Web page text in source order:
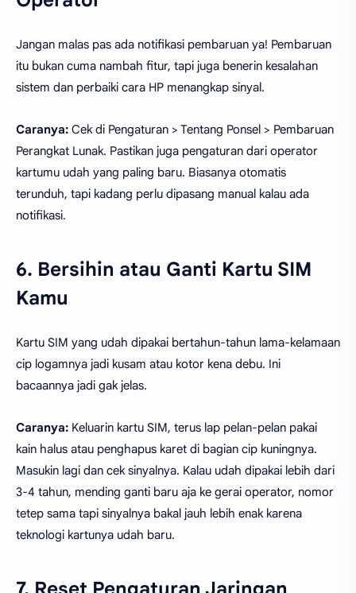
Jangan malas pas ada notifikasi pembaruan ya! Pembaruan
itu bukan cuma nambah fitur, tapi juga benerin kesalahan
sistem dan perbaiki cara HP menangkap sinyal.
Caranya: Cek di Pengaturan > Tentang Ponsel > Pembaruan
Perangkat Lunak. Pastikan juga pengaturan dari operator
kartumu udah yang paling baru. Biasanya otomatis
terunduh, tapi kadang perlu dipasang manual kalau ada
notifikasi.
6. Bersihin atau Ganti Kartu SIM
Kamu
Kartu SIM yang udah dipakai bertahun-tahun lama-kelamaan
cip logamnya jadi kusam atau kotor kena debu. Ini
bacaannya jadi gak jelas.
Caranya: Keluarin kartu SIM, terus lap pelan-pelan pakai
kain halus atau penghapus karet di bagian cip kuningnya.
Masukin lagi dan cek sinyalnya. Kalau udah dipakai lebih dari
3-4 tahun, mending ganti baru aja ke gerai operator, nomor
tetep sama tapi sinyalnya bakal jauh lebih enak karena
teknologi kartunya udah baru.